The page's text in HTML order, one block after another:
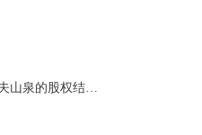
的股权结构分析